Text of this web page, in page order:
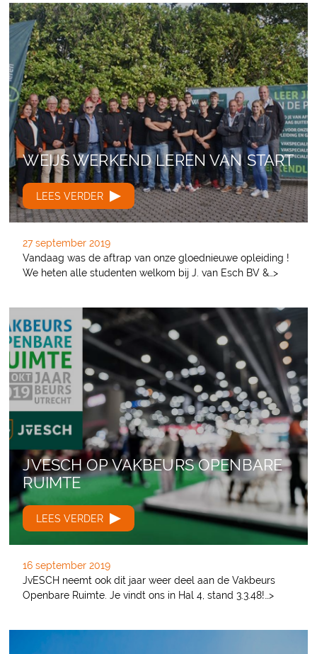
WEIJS WERKEND LEREN VAN START
LEES VERDER
27 september 2019
Vandaag was de aftrap van onze gloednieuwe opleiding !
We heten alle studenten welkom bij J. van Esch BV &…>
JVESCH OP VAKBEURS OPENBARE
RUIMTE
LEES VERDER
16 september 2019
JvESCH neemt ook dit jaar weer deel aan de Vakbeurs
Openbare Ruimte. Je vindt ons in Hal 4, stand 3.3.48!…>